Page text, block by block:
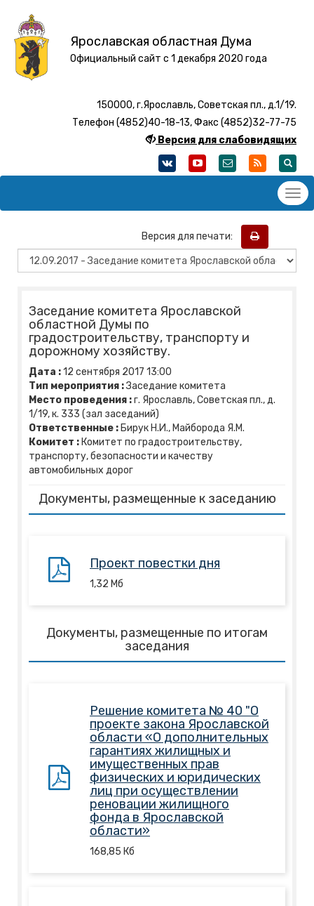
Ярославская областная Дума
Официальный сайт с 1 декабря 2020 года
150000, г.Ярославль, Советская пл., д.1/19.
Телефон (4852)40-18-13, Факс (4852)32-77-75
Версия для слабовидящих
Версия для печати:
Заседание комитета Ярославской
областной Думы по
градостроительству, транспорту и
дорожному хозяйству.
Дата :12 сентября 2017 13:00
Тип мероприятия :Заседание комитета
Место проведения :г. Ярославль, Советская пл., д.
1/19, к. 333 (зал заседаний)
Ответственные : Бирук Н.И., Майборода Я.М.
Комитет : Комитет по градостроительству,
транспорту, безопасности и качеству
автомобильных дорог
Документы, размещенные к заседанию
Проект повестки дня
1,32 Mб
Документы, размещенные по итогам
заседания
Решение комитета № 40 "О
проекте закона Ярославской
области «О дополнительных
гарантиях жилищных и
имущественных прав
физических и юридических
лиц при осуществлении
реновации жилищного
фонда в Ярославской
области»
168,85 Кб